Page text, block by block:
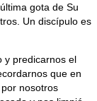
gota de Su
Un discípulo es
y predicarnos el
que en
nosotros